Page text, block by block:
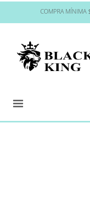
COMPRA MÍNIMA